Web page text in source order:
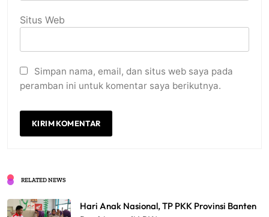
Situs Web
Simpan nama, email, dan situs web saya pada
peramban ini untuk komentar saya berikutnya.
RELATED NEWS
Hari Anak Nasional, TP PKK Provinsi Banten